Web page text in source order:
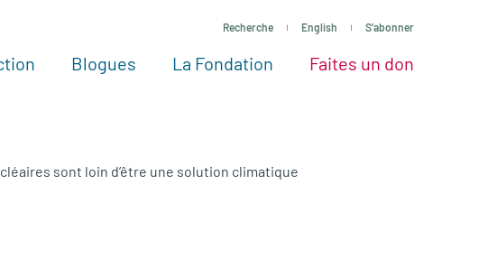
Recherche English S'abonner
Voir tous les projets
Nos Experts
Passez à l’action
Blogues La FondationLa Fondation
Faites un don
Autres façons de faire un don
sont loin d’être une solution climatique